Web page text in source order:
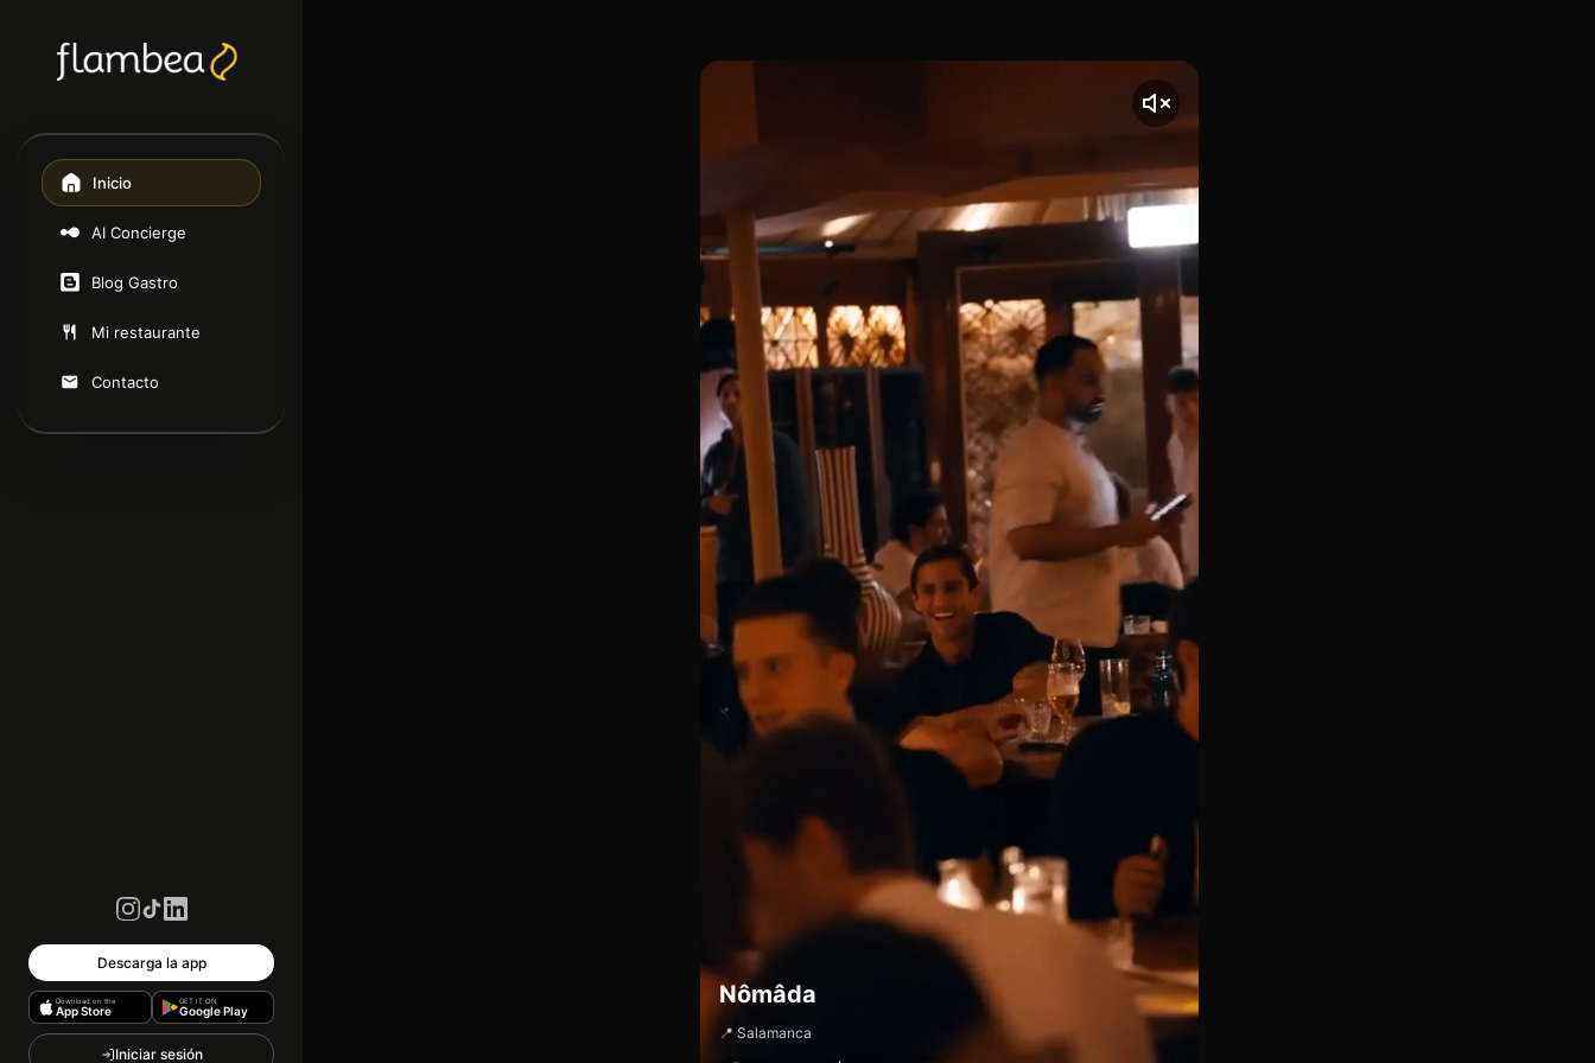
Inicio
AI Concierge
Blog Gastro
Mi restaurante
Contacto
Descarga la app
Download on the
App Store
GET IT ON
Google Play
Iniciar sesión
Nômâda
📍 Salamanca
Adéntrate en la experiencia única de Nômadâ, una jaima de lujo en el corazón de Madrid que
[00:00 - Escena 1: Introducción y Ambiente] El vídeo comienza con una toma de Nômâda,